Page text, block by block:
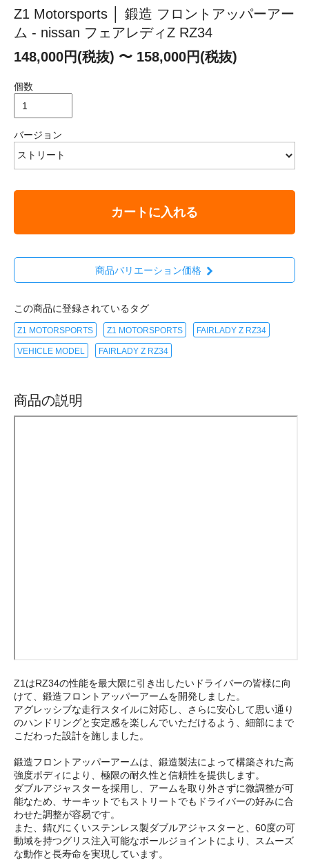
Z1 Motorsports │ 鍛造 フロントアッパーアー
ム - nissan フェアレディZ RZ34
148,000円(税抜) 〜 158,000円(税抜)
個数
バージョン
カートに入れる
商品バリエーション価格
この商品に登録されているタグ
Z1 MOTORSPORTS Z1 MOTORSPORTS FAIRLADY Z RZ34
VEHICLE MODEL FAIRLADY Z RZ34
商品の説明
Z1はRZ34の性能を最大限に引き出したいドライバーの皆様に向
けて、鍛造フロントアッパーアームを開発しました。
アグレッシブな走行スタイルに対応し、さらに安心して思い通り
のハンドリングと安定感を楽しんでいただけるよう、細部にまで
こだわった設計を施しました。
鍛造フロントアッパーアームは、鍛造製法によって構築された高
強度ボディにより、極限の耐久性と信頼性を提供します。
ダブルアジャスターを採用し、アームを取り外さずに微調整が可
能なため、サーキットでもストリートでもドライバーの好みに合
わせた調整が容易です。
また、錆びにくいステンレス製ダブルアジャスターと、60度の可
動域を持つグリス注入可能なボールジョイントにより、スムーズ
な動作と長寿命を実現しています。